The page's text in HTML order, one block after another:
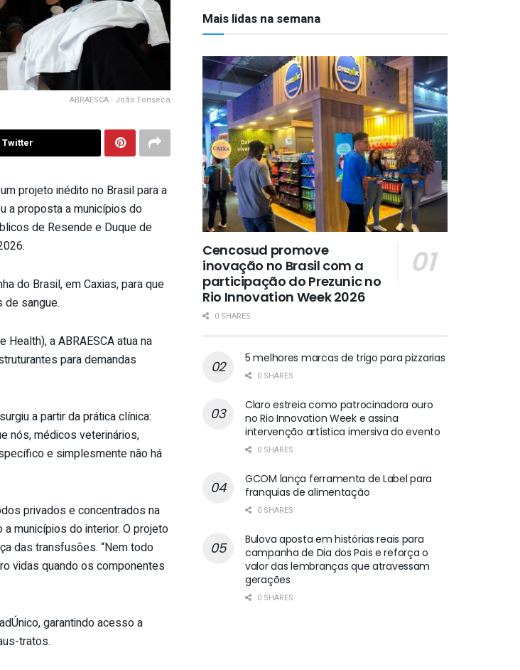
ABRAESCA - João Fonseca
projeto inédito no Brasil para a
a proposta a municípios do
de Resende e Duque de
do Brasil, em Caxias, para que
sangue.
a ABRAESCA atua na
para demandas
a partir da prática clínica:
nós, médicos veterinários,
e simplesmente não há
privados e concentrados na
municípios do interior. O projeto
das transfusões. “Nem todo
vidas quando os componentes
garantindo acesso a
tratos.
Mais lidas na semana
Cencosud promove
inovação no Brasil com a
participação do Prezunic no
Rio Innovation Week 2026
0 SHARES
5 melhores marcas de trigo para pizzarias
0 SHARES
Claro estreia como patrocinadora ouro
no Rio Innovation Week e assina
intervenção artística imersiva do evento
0 SHARES
GCOM lança ferramenta de Label para
franquias de alimentação
0 SHARES
Bulova aposta em histórias reais para
campanha de Dia dos Pais e reforça o
valor das lembranças que atravessam
gerações
0 SHARES